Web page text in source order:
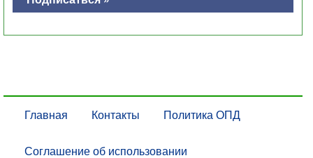
Главная Контакты Политика ОПД
Соглашение об использовании